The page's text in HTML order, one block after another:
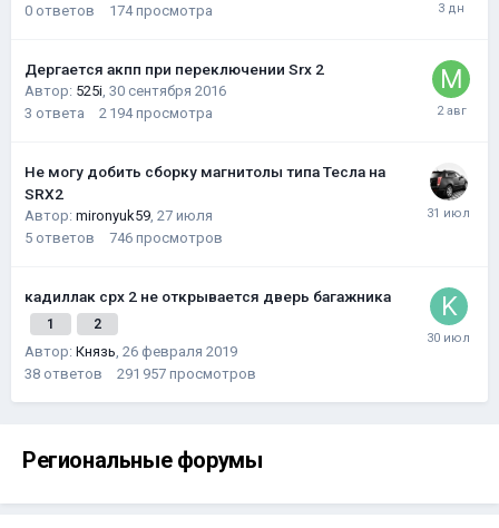
0 ответов 174 просмотра
Дергается акпп при переключении Srx 2
Автор: 525i, 30 сентября 2016
3 ответа 2 194 просмотра
Не могу добить сборку магнитолы типа Тесла на
SRX2
Автор: mironyuk59, 27 июля
5 ответов 746 просмотров
кадиллак срх 2 не открывается дверь багажника
1 2
Автор: Князь, 26 февраля 2019
38 ответов 291 957 просмотров
Региональные форумы